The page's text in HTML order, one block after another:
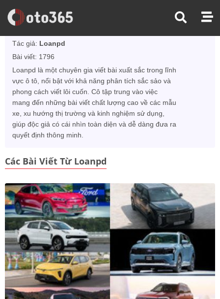
Trang Chủ Tác Giả Loanpd
Tác giả: Loanpd
Bài viết: 1796
Loanpd là một chuyên gia viết bài xuất sắc trong lĩnh
vực ô tô, nổi bật với khả năng phân tích sắc sảo và
phong cách viết lôi cuốn. Cô tập trung vào việc
mang đến những bài viết chất lượng cao về các mẫu
xe, xu hướng thị trường và kinh nghiệm sử dụng,
giúp độc giả có cái nhìn toàn diện và dễ dàng đưa ra
quyết định thông minh.
Các Bài Viết Từ Loanpd